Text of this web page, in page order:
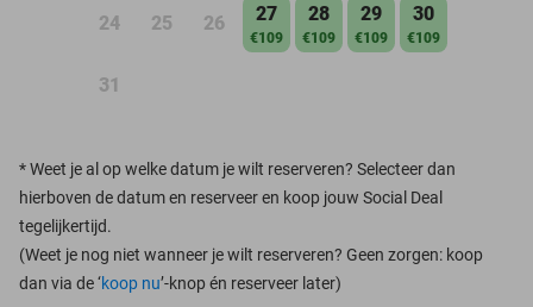
24 25 26 27
€109
28
€109
29
€109
30
€109
31
*Weet je al op welke datum je wilt reserveren? Selecteer dan
hierboven de datum en reserveer en koop jouw Social Deal
tegelijkertijd.
(Weet je nog niet wanneer je wilt reserveren? Geen zorgen: koop
dan via de ‘koop nu’-knop én reserveer later)